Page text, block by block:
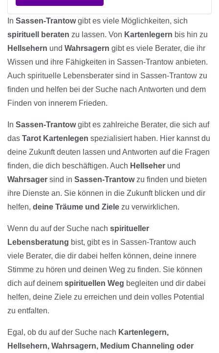
In Sassen-Trantowgibt es viele Möglichkeiten, sich
spirituell beraten zu lassen. Von Kartenlegern bis hin zu
Hellsehern und Wahrsagern gibt es viele Berater, die ihr
Wissen und ihre Fähigkeiten in Sassen-Trantow anbieten.
Auch spirituelle Lebensberater sind in Sassen-Trantow zu
finden und helfen bei der Suche nach Antworten und dem
Finden von innerem Frieden.
In Sassen-Trantowgibt es zahlreiche Berater, die sich auf
das Tarot Kartenlegen spezialisiert haben. Hier kannst du
deine Zukunft deuten lassen und Antworten auf die Fragen
finden, die dich beschäftigen. Auch Hellseher und
Wahrsager sind in Sassen-Trantowzu finden und bieten
ihre Dienste an. Sie können in die Zukunft blicken und dir
helfen, deine Träume und Ziele zu verwirklichen.
Wenn du auf der Suche nach spiritueller
Lebensberatung bist, gibt es in Sassen-Trantow auch
viele Berater, die dir dabei helfen können, deine innere
Stimme zu hören und deinen Weg zu finden. Sie können
dich auf deinem spirituellen Weg begleiten und dir dabei
helfen, deine Ziele zu erreichen und dein volles Potential
zu entfalten.
Egal, ob du auf der Suche nach Kartenlegern,
Hellsehern, Wahrsagern, Medium Channeling oder